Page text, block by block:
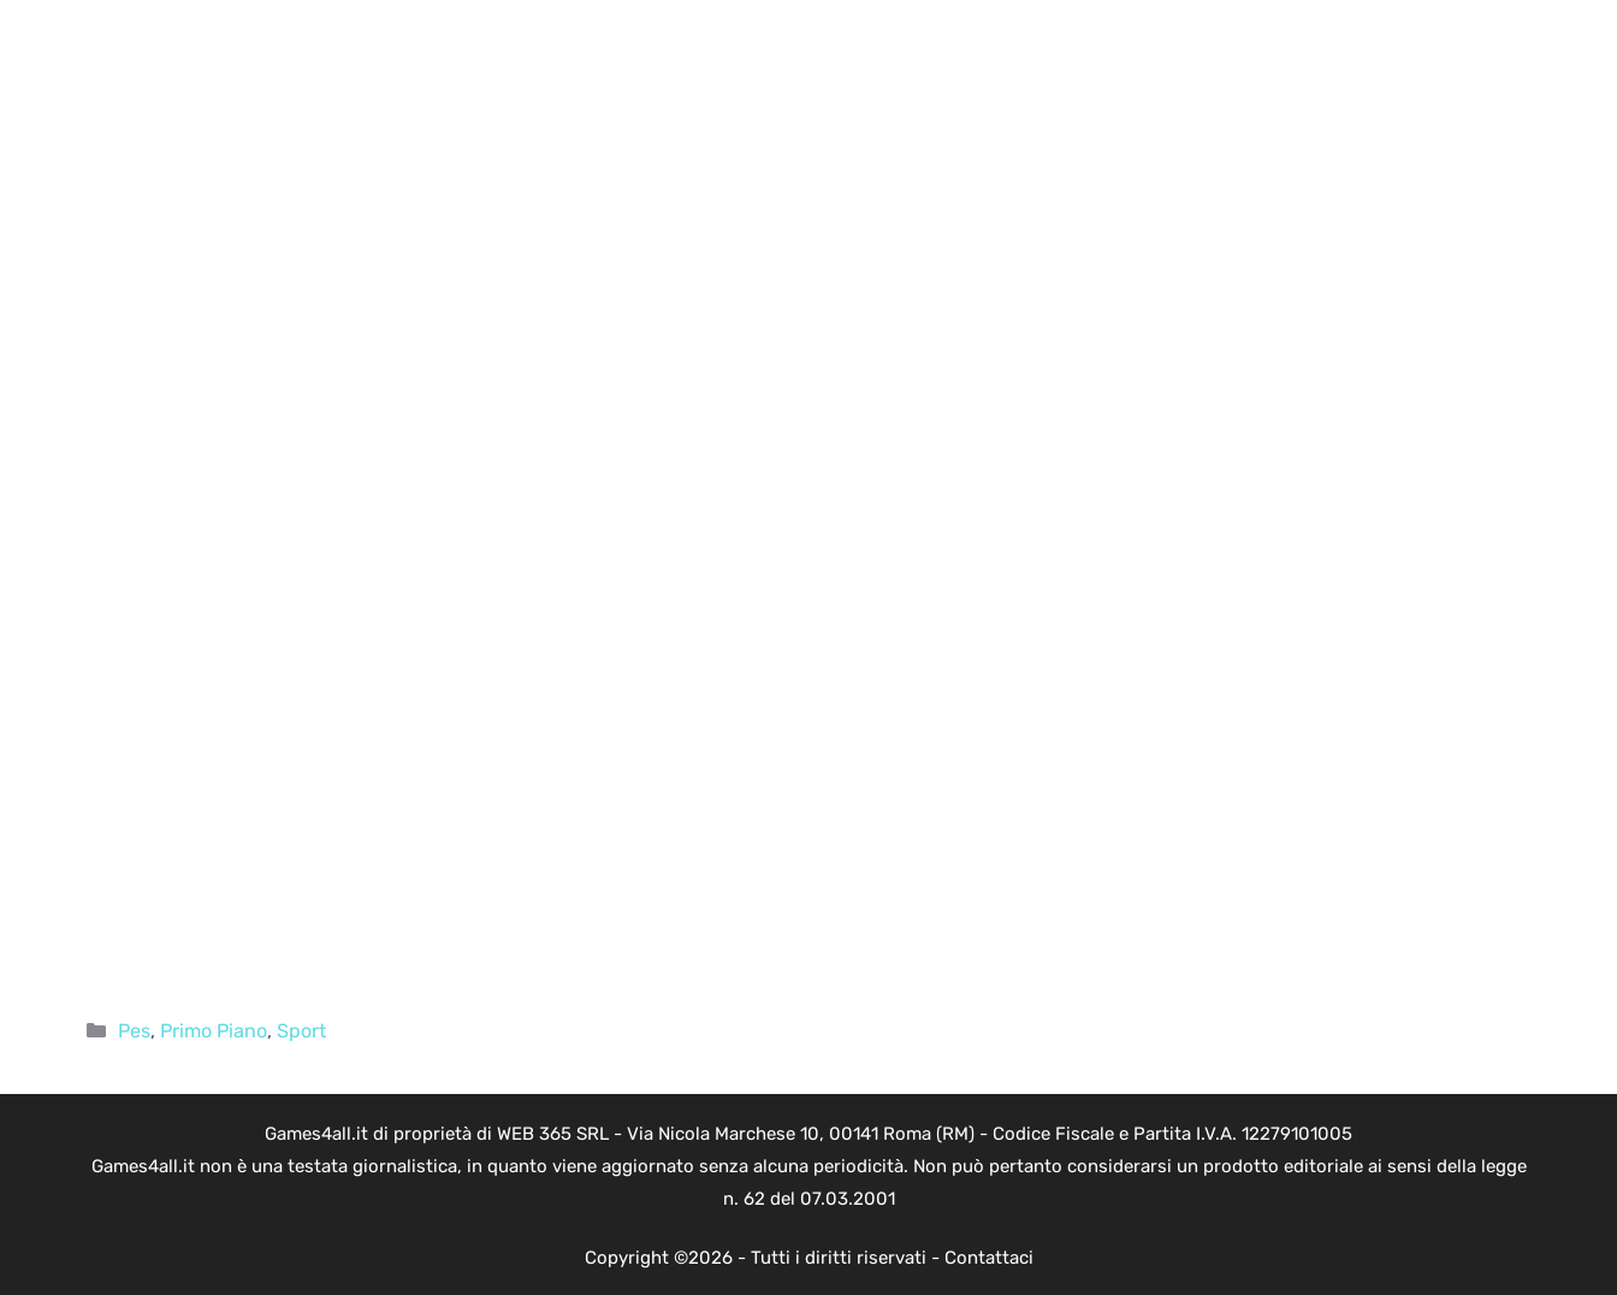
Categorie
Pes, Primo Piano, Sport
Games4all.it di proprietà di WEB 365 SRL - Via Nicola Marchese 10, 00141 Roma (RM) - Codice Fiscale e Partita I.V.A. 12279101005
Games4all.it non è una testata giornalistica, in quanto viene aggiornato senza alcuna periodicità. Non può pertanto considerarsi un prodotto editoriale ai sensi della legge
n. 62 del 07.03.2001
Copyright ©2026 - Tutti i diritti riservati - Contattaci